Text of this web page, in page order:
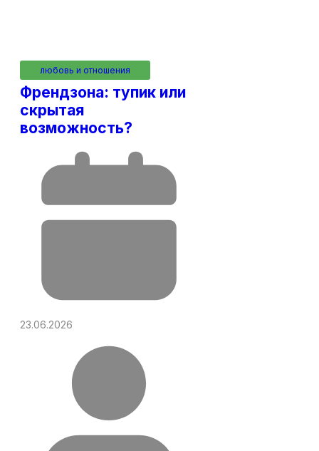
любовь и отношения
Френдзона: тупик или
скрытая
возможность?
23.06.2026